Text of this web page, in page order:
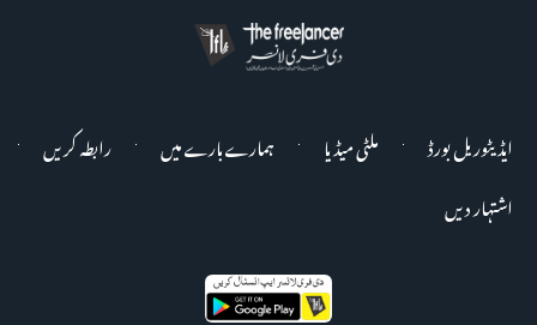
ایڈیٹوریل بورڈ ملٹی میڈیا ہمارے بارے میں
رابطہ کریں
اشتہار دیں